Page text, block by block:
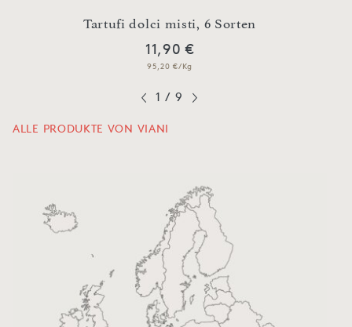
Tartufi dolci misti, 6 Sorten
11,90 €
95,20 €/Kg
1 / 9
ALLE PRODUKTE VON VIANI